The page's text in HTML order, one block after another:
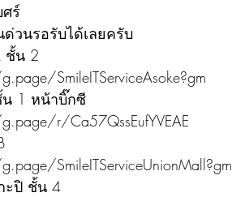
ศร์
วนรอรับได้เลยครับ
ชั้น 2
SmileITServiceAsoke?gm
น 1 หน้าบิ๊กซี
r/Ca57QssEufYVEAE
SmileITServiceUnionMall?gm
ะปิ ชั้น 4